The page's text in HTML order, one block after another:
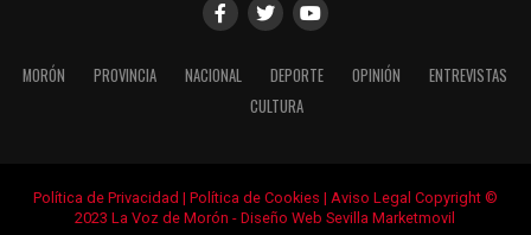
MORÓN PROVINCIA NACIONAL DEPORTE OPINIÓN
ENTREVISTAS
CULTURA
Política de Privacidad | Política de Cookies | Aviso Legal Copyright ©
2023 La Voz de Morón -Diseño Web Sevilla Marketmovil